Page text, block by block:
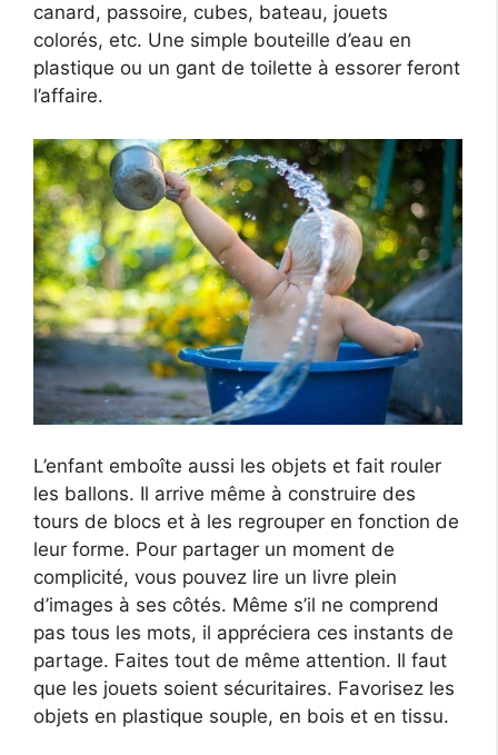
canard, passoire, cubes, bateau, jouets
colorés, etc. Une simple bouteille d’eau en
plastique ou un gant de toilette à essorer feront
l’affaire.
L’enfant emboîte aussi les objets et fait rouler
les ballons. Il arrive même à construire des
tours de blocs et à les regrouper en fonction de
leur forme. Pour partager un moment de
complicité, vous pouvez lire un livre plein
d’images à ses côtés. Même s’il ne comprend
pas tous les mots, il appréciera ces instants de
partage. Faites tout de même attention. Il faut
que les jouets soient sécuritaires. Favorisez les
objets en plastique souple, en bois et en tissu.